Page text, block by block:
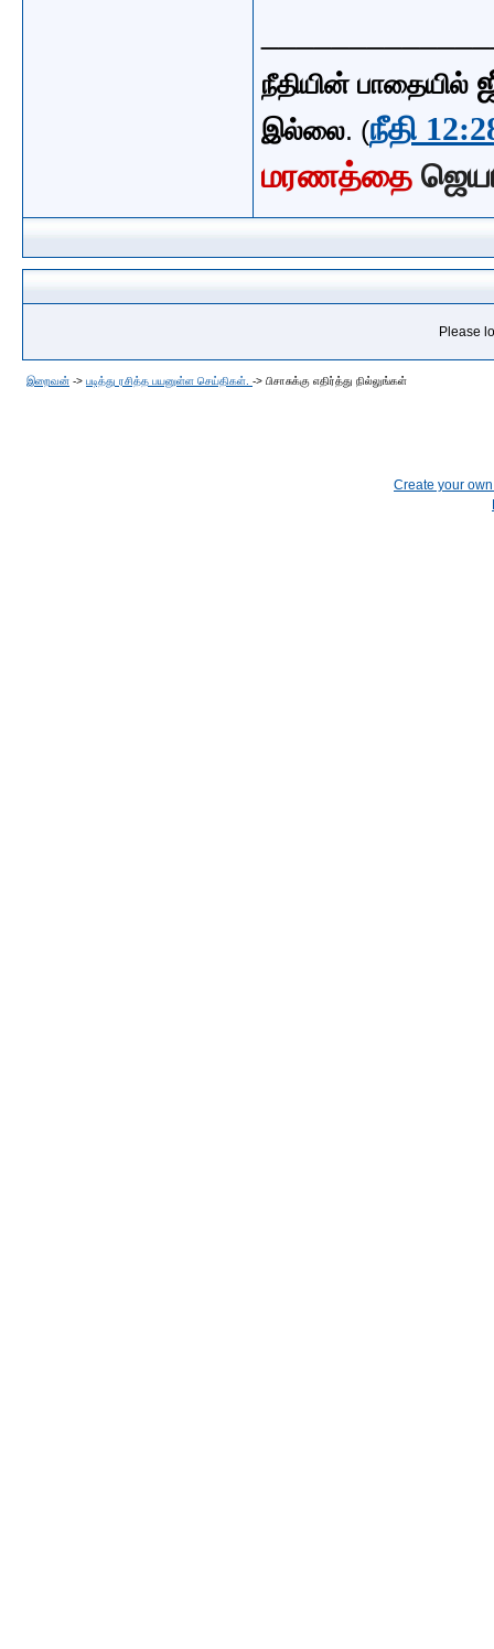
நீதியின் பாதையில்
இல்லை. (நீதி
மரணத்தை
Please
இறைவன் -> படித்து ரசித்த பயனுள்ள செய்திகள். -> பிசாசுக்கு எதிர்த்து நில்லுங்கள்
Create your